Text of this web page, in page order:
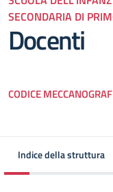
SECONDARIA DI
Docenti
CODICE
Indice della struttura